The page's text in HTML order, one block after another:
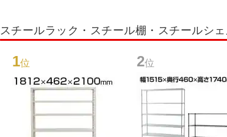
スチールラック・スチール棚・スチールシ
1位 2位